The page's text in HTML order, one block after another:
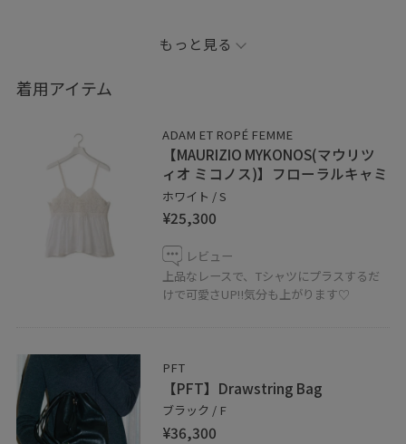
楽にお洒落をテーマで組みました！
キャミソールをプラスする事で着映えしますね♡
夏らしいブルーのストライプ柄が一押しです^ ^
JANE SMITH Tシャツ
EUM36940 #10/S
是非、チェックして下さいね〜！
気に入りタブからチェックしやすくなります！
フォローも宜しくお願いします♩
天王寺MIO店では通信販売も承っております。
もっと見る
着用アイテム
ADAM ET ROPÉ FEMME
【MAURIZIO MYKONOS(マウリツ
ィオ ミコノス)】フローラルキャミ
ホワイト / S
¥25,300
レビュー
上品なレースで、Tシャツにプラスするだ
けで可愛さUP‼︎気分も上がります♡
PFT
【PFT】Drawstring Bag
ブラック / F
¥36,300